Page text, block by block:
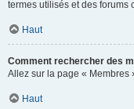
termes utilisés et des forums
Haut
Comment rechercher des
Allez sur la page « Membres
Haut